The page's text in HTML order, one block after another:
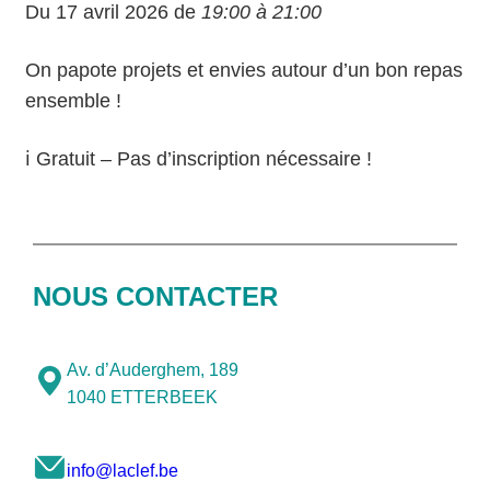
Du 17 avril 2026 de 19:00 à 21:00
On papote projets et envies autour d’un bon repas
ensemble !
ℹ️ Gratuit – Pas d’inscription nécessaire !
NOUS CONTACTER
Av. d’Auderghem, 189
1040 ETTERBEEK
info@laclef.be